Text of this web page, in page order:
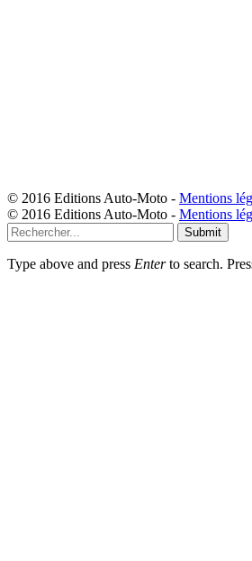
© 2016 Editions Auto-Moto - Mentions
© 2016 Editions Auto-Moto - Mentions
Submit
Type above and press Enterto search.